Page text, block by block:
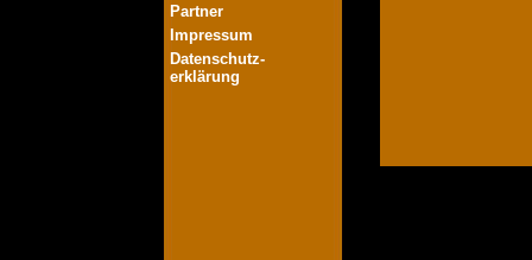
Partner
Impressum
Datenschutz-
erklärung